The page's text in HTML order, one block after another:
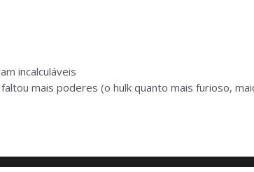
incalculáveis
mais poderes (o hulk quanto mais furioso,